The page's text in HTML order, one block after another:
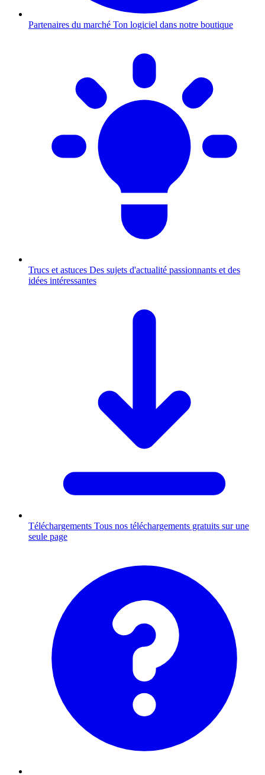
Partenaires du marché Ton logiciel dans notre boutique
Trucs et astuces Des sujets d'actualité passionnants et des
idées intéressantes
Téléchargements Tous nos téléchargements gratuits sur une
seule page